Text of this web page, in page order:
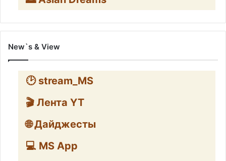
New`s & View
🕑 stream_MS
🎬 Лента YT
🌐 Дайджесты
💻 MS App